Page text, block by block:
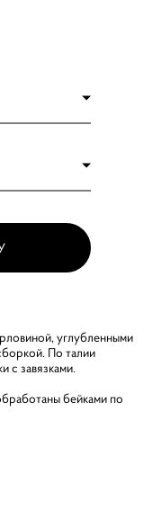
углубленными
По талии
с завязками.
бейками по